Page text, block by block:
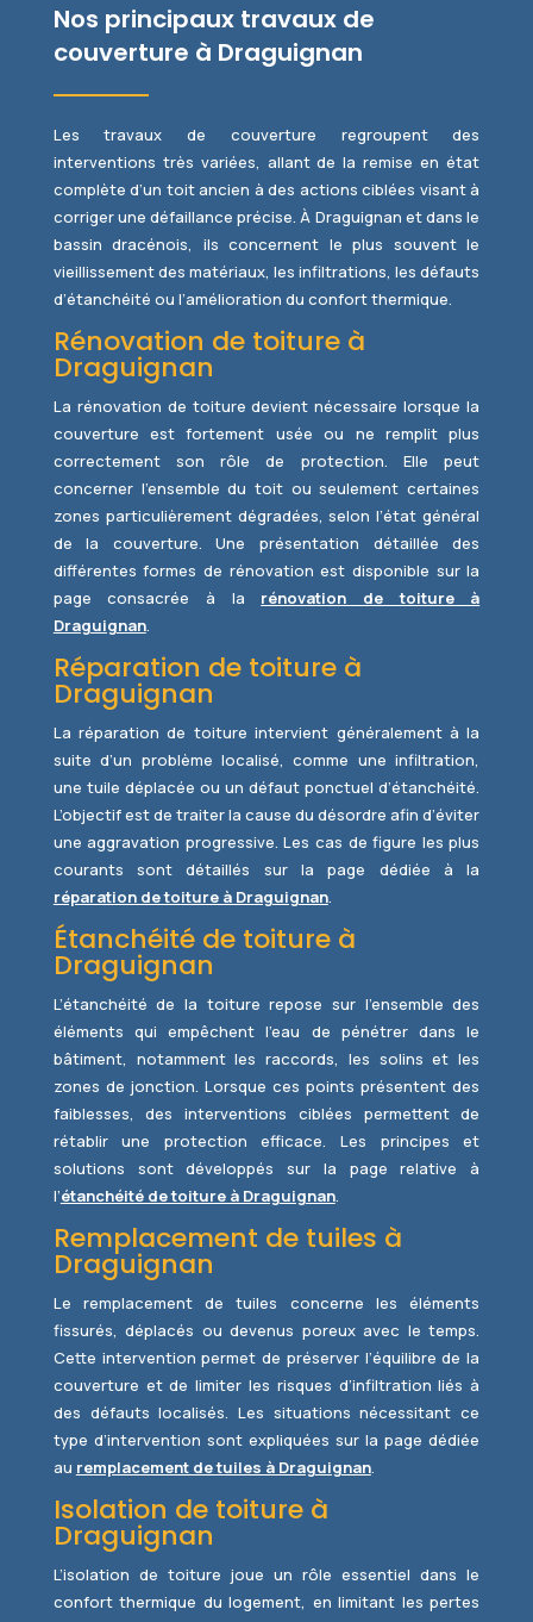
Nos principaux travaux de
couverture à Draguignan
Les travaux de couverture regroupent des
interventions très variées, allant de la remise en état
complète d’un toit ancien à des actions ciblées visant à
corriger une défaillance précise. À Draguignan et dans le
bassin dracénois, ils concernent le plus souvent le
vieillissement des matériaux, les infiltrations, les défauts
d’étanchéité ou l’amélioration du confort thermique.
Rénovation de toiture à
Draguignan
La rénovation de toiture devient nécessaire lorsque la
couverture est fortement usée ou ne remplit plus
correctement son rôle de protection. Elle peut
concerner l’ensemble du toit ou seulement certaines
zones particulièrement dégradées, selon l’état général
de la couverture. Une présentation détaillée des
différentes formes de rénovation est disponible sur la
page consacrée à la rénovation de toiture à
Draguignan.
Réparation de toiture à
Draguignan
La réparation de toiture intervient généralement à la
suite d’un problème localisé, comme une infiltration,
une tuile déplacée ou un défaut ponctuel d’étanchéité.
L’objectif est de traiter la cause du désordre afin d’éviter
une aggravation progressive. Les cas de figure les plus
courants sont détaillés sur la page dédiée à la
réparation de toiture à Draguignan.
Étanchéité de toiture à
Draguignan
L’étanchéité de la toiture repose sur l’ensemble des
éléments qui empêchent l’eau de pénétrer dans le
bâtiment, notamment les raccords, les solins et les
zones de jonction. Lorsque ces points présentent des
faiblesses, des interventions ciblées permettent de
rétablir une protection efficace. Les principes et
solutions sont développés sur la page relative à
l’étanchéité de toiture à Draguignan.
Remplacement de tuiles à
Draguignan
Le remplacement de tuiles concerne les éléments
fissurés, déplacés ou devenus poreux avec le temps.
Cette intervention permet de préserver l’équilibre de la
couverture et de limiter les risques d’infiltration liés à
des défauts localisés. Les situations nécessitant ce
type d’intervention sont expliquées sur la page dédiée
au remplacement de tuiles à Draguignan.
Isolation de toiture à
Draguignan
L’isolation de toiture joue un rôle essentiel dans le
confort thermique du logement, en limitant les pertes